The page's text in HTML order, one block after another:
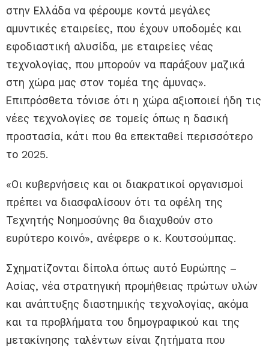
στην Ελλάδα να φέρουμε κοντά μεγάλες
αμυντικές εταιρείες, που έχουν υποδομές και
εφοδιαστική αλυσίδα, με εταιρείες νέας
τεχνολογίας, που μπορούν να παράξουν μαζικά
στη χώρα μας στον τομέα της άμυνας».
Επιπρόσθετα τόνισε ότι η χώρα αξιοποιεί ήδη τις
νέες τεχνολογίες σε τομείς όπως η δασική
προστασία, κάτι που θα επεκταθεί περισσότερο
το 2025.
«Οι κυβερνήσεις και οι διακρατικοί οργανισμοί
πρέπει να διασφαλίσουν ότι τα οφέλη της
Τεχνητής Νοημοσύνης θα διαχυθούν στο
ευρύτερο κοινό», ανέφερε ο κ. Κουτσούμπας.
Σχηματίζονται δίπολα όπως αυτό Ευρώπης –
Ασίας, νέα στρατηγική προμήθειας πρώτων υλών
και ανάπτυξης διαστημικής τεχνολογίας, ακόμα
και τα προβλήματα του δημογραφικού και της
μετακίνησης ταλέντων είναι ζητήματα που